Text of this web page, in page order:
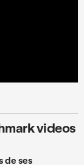
videos
de ses